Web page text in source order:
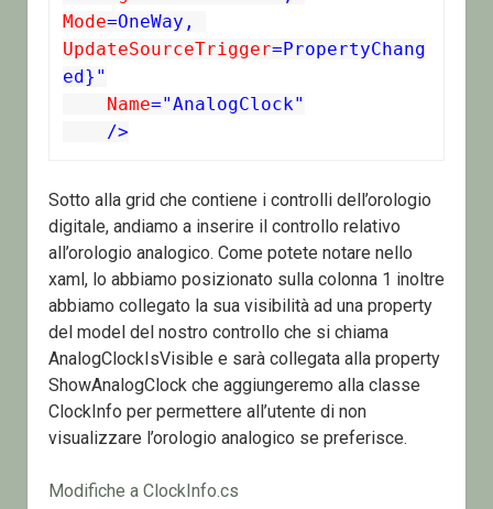
Mode=OneWay,
UpdateSourceTrigger=PropertyChang
ed}"
Name="AnalogClock"
/>
Sotto alla grid che contiene i controlli dell’orologio
digitale, andiamo a inserire il controllo relativo
all’orologio analogico. Come potete notare nello
xaml, lo abbiamo posizionato sulla colonna 1 inoltre
abbiamo collegato la sua visibilità ad una property
del model del nostro controllo che si chiama
AnalogClockIsVisible e sarà collegata alla property
ShowAnalogClock che aggiungeremo alla classe
ClockInfo per permettere all’utente di non
visualizzare l’orologio analogico se preferisce.
Modifiche a ClockInfo.cs